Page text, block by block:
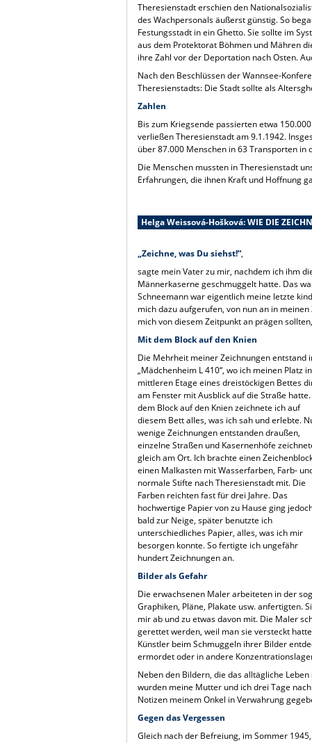
Theresienstadt erschien den
des Wachpersonals äußerst günstig. So
Festungsstadt in ein Ghetto. Sie sollte im
aus dem Protektorat Böhmen und Mähren
ihre Zahl vor der Deportation nach Osten.
Nach den Beschlüssen der Wannsee-
Theresienstadts: Die Stadt sollte als
Zahlen
Bis zum Kriegsende passierten etwa
verließen Theresienstadt am 9.1.1942.
über 87.000 Menschen in 63 Transporten in
Die Menschen mussten in Theresienstadt
Erfahrungen, die ihnen Kraft und Hoffnung
Helga Weissová-Hošková: WIE DIE
„Zeichne, was Du siehst!“,
sagte mein Vater zu mir, nachdem ich ihm
Männerkaserne geschmuggelt hatte. Das
Schneemann war eigentlich meine letzte
mich dazu aufgerufen, von nun an in
mich von diesem Zeitpunkt an prägen
Mit dem Block auf den Knien
Die Mehrheit meiner Zeichnungen entstand
„Mädchenheim L 410“, wo ich meinen Platz
mittleren Etage eines dreistöckigen Bettes
am Fenster mit Ausblick auf die Straße
dem Block auf den Knien zeichnete ich auf
diesem Bett alles, was ich sah und erlebte.
wenige Zeichnungen entstanden draußen,
einzelne Straßen und Kasernenhöfe
gleich am Ort. Ich brachte einen
einen Malkasten mit Wasserfarben, Farb-
normale Stifte nach Theresienstadt mit. Die
Farben reichten fast für drei Jahre. Das
hochwertige Papier von zu Hause ging
bald zur Neige, später benutzte ich
unterschiedliches Papier, alles, was ich mir
besorgen konnte. So fertigte ich ungefähr
hundert Zeichnungen an.
Bilder als Gefahr
Die erwachsenen Maler arbeiteten in der
Graphiken, Pläne, Plakate usw. anfertigten.
mir ab und zu etwas davon mit. Die Maler
gerettet werden, weil man sie versteckt
Künstler beim Schmuggeln ihrer Bilder
ermordet oder in andere
Neben den Bildern, die das alltägliche
wurden meine Mutter und ich drei Tage
Notizen meinem Onkel in Verwahrung
Gegen das Vergessen
Gleich nach der Befreiung, im Sommer